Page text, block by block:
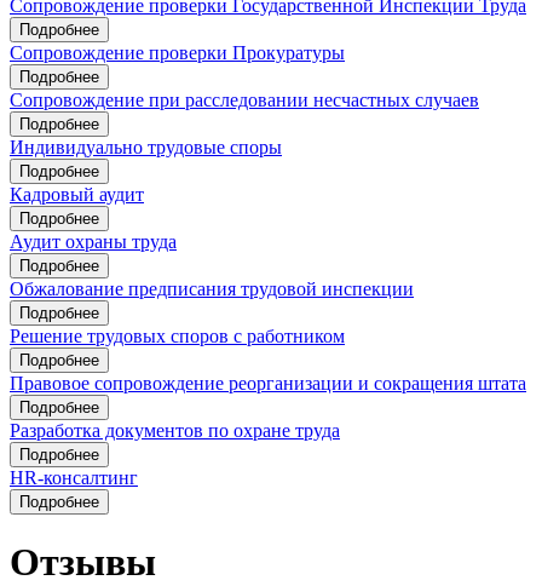
Сопровождение проверки Государственной Инспекции Труда
Подробнее
Сопровождение проверки Прокуратуры
Подробнее
Сопровождение при расследовании несчастных случаев
Подробнее
Индивидуально трудовые споры
Подробнее
Кадровый аудит
Подробнее
Аудит охраны труда
Подробнее
Обжалование предписания трудовой инспекции
Подробнее
Решение трудовых споров с работником
Подробнее
Правовое сопровождение реорганизации и сокращения штата
Подробнее
Разработка документов по охране труда
Подробнее
HR-консалтинг
Подробнее
Отзывы